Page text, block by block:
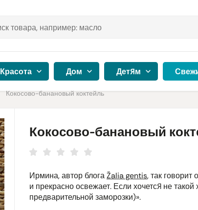
Красота Дом Детям
Кокосово-банановый коктейль
Кокосово-банановый
Ирмина, автор блогаŽalia gentis, так
и прекрасно освежает. Если хочется не
предварительной заморозки)».